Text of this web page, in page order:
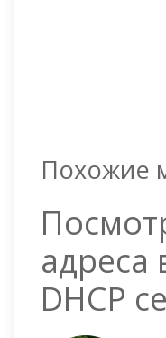
Похожие
DHCP